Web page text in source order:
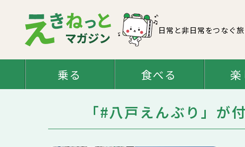
日常と非日常をつなぐ
乗る 食べる 楽
「#八戸えんぶり」が